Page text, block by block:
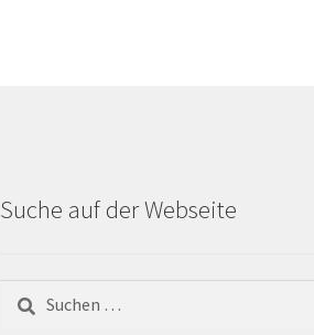
Suche auf der Webseite
nach: